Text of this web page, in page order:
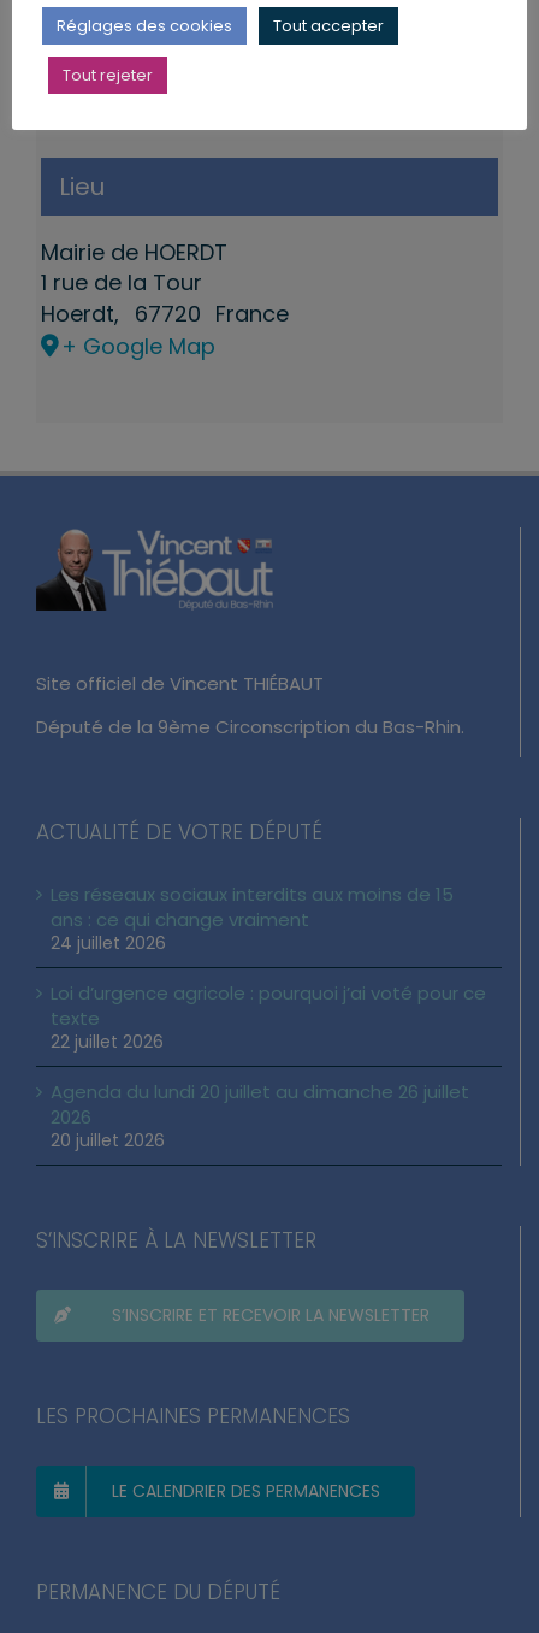
Lieu
Mairie de HOERDT
1 rue de la Tour
Hoerdt, 67720 France
+ Google Map
Site officiel de Vincent THIÉBAUT
Député de la 9ème Circonscription du Bas-Rhin.
ACTUALITÉ DE VOTRE DÉPUTÉ
Les réseaux sociaux interdits aux moins de 15
ans : ce qui change vraiment
24 juillet 2026
Loi d’urgence agricole : pourquoi j’ai voté pour ce
texte
22 juillet 2026
Agenda du lundi 20 juillet au dimanche 26 juillet
2026
20 juillet 2026
S’INSCRIRE À LA NEWSLETTER
S’INSCRIRE ET RECEVOIR LA NEWSLETTER
LES PROCHAINES PERMANENCES
LE CALENDRIER DES PERMANENCES
PERMANENCE DU DÉPUTÉ
Réglages des cookies Tout accepter
Tout rejeter